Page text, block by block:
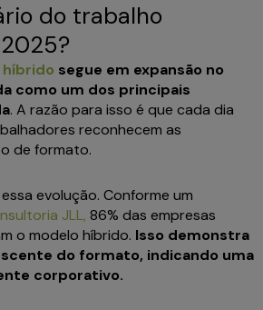
do trabalho
segue em expansão no
como um dos principais
. A razão para isso é que cada dia
reconhecem as
de formato.
evolução. Conforme um
JLL, 86% das empresas
o modelo híbrido. Isso demonstra
do formato, indicando uma
corporativo.